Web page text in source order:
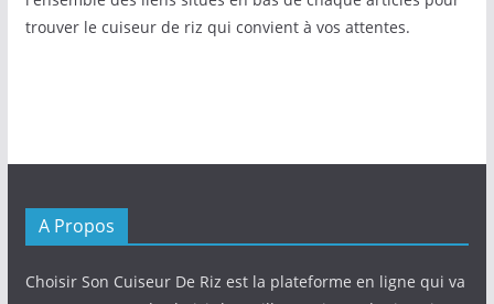
trouver le cuiseur de riz qui convient à vos attentes.
A Propos
Choisir Son Cuiseur De Riz est la plateforme en ligne qui va